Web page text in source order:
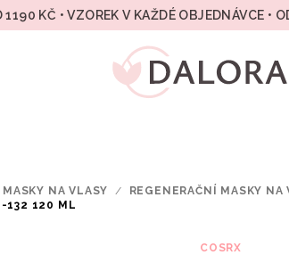
1190 KČ • VZOREK V KAŽDÉ OBJEDNÁVCE •
MASKY NA VLASY / REGENERAČNÍ MASKY NA
132 120 ML
COSRX